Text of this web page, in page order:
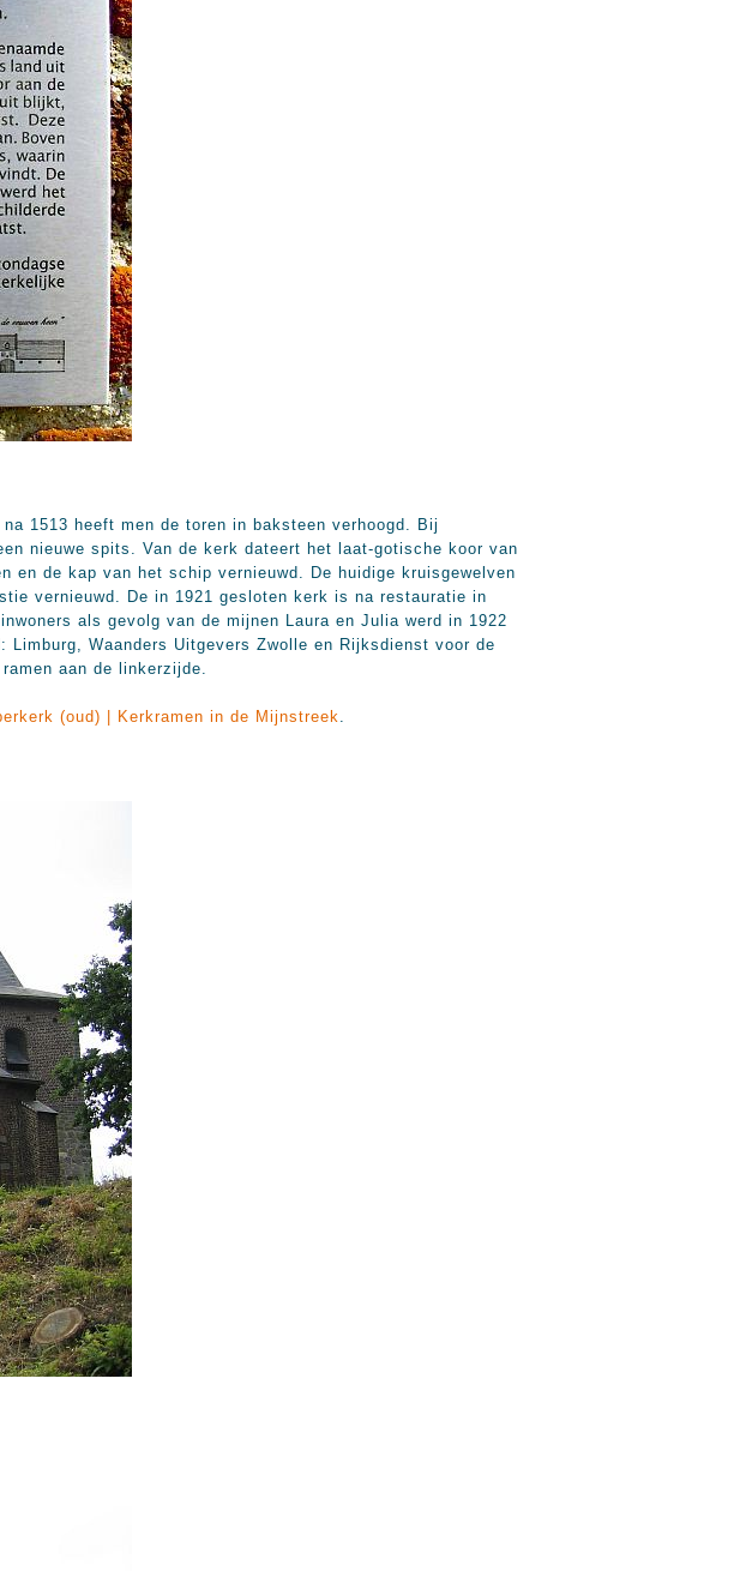
1513 heeft men de toren in baksteen verhoogd. Bij
nieuwe spits. Van de kerk dateert het laat-gotische koor van
en de kap van het schip vernieuwd. De huidige kruisgewelven
vernieuwd. De in 1921 gesloten kerk is na restauratie in
als gevolg van de mijnen Laura en Julia werd in 1922
Limburg, Waanders Uitgevers Zwolle en Rijksdienst voor de
aan de linkerzijde.
(oud) | Kerkramen in de Mijnstreek.